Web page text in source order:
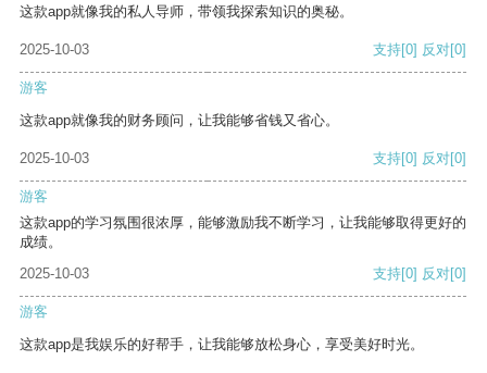
这款app就像我的私人导师，带领我探索知识的奥秘。
2025-10-03 支持[0] 反对[0]
游客
这款app就像我的财务顾问，让我能够省钱又省心。
2025-10-03 支持[0] 反对[0]
游客
这款app的学习氛围很浓厚，能够激励我不断学习，让我能够取得更好的
成绩。
2025-10-03
支持[0] 反对[0]
游客
这款app是我娱乐的好帮手，让我能够放松身心，享受美好时光。